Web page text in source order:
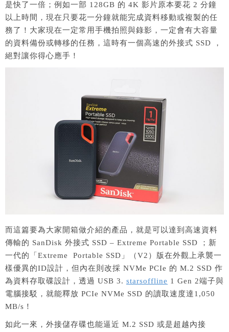
是快了一倍；例如一部 128GB 的 4K 影片原本要花 2 分鐘
以上時間，現在只要花一分鐘就能完成資料移動或複製的任
務了！大家現在一定常用手機拍照與錄影，一定會有大容量
的資料備份或轉移的任務，這時有一個高速的外接式 SSD ，
絕對讓你得心應手！
而這篇要為大家開箱做介紹的產品，就是可以達到高速資料
傳輸的 SanDisk 外接式 SSD – Extreme Portable SSD ；新
一代的「Extreme Portable SSD」（V2）版在外觀上承襲一
樣優異的ID設計，但內在則改採 NVMe PCIe 的 M.2 SSD 作
為資料存取碟設計，透過 USB 3. starsoffline 1 Gen 2端子與
電腦接駁，就能釋放 PCIe NVMe SSD 的讀取速度達1,050
MB/s！
如此一來，外接儲存碟也能逼近 M.2 SSD 或是超越內接